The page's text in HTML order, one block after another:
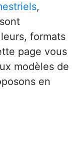
,
sont
formats
page vous
modèles de
en